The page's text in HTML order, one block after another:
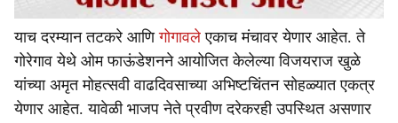
याच दरम्यान तटकरे आणिगोगावलेएकाच मंचावर येणार आहेत. ते
गोरेगाव येथे ओम फाऊंडेशनने आयोजित केलेल्या विजयराज खुळे
यांच्या अमृत मोहत्सवी वाढदिवसाच्या अभिष्टचिंतन सोहळ्यात एकत्र
येणार आहेत. यावेळी भाजप नेते प्रवीण दरेकरही उपस्थित असणार